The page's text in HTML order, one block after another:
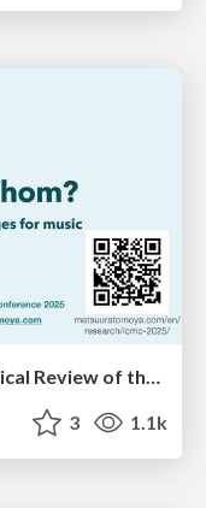
Hiding What from Whom? A Critical Review of the History of Programming languages for Music
3 1.1k